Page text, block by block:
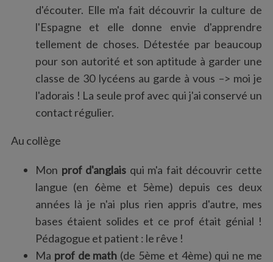
d'écouter. Elle m'a fait découvrir la culture de
l'Espagne et elle donne envie d'apprendre
tellement de choses. Détestée par beaucoup
pour son autorité et son aptitude à garder une
classe de 30 lycéens au garde à vous –> moi je
l'adorais ! La seule prof avec qui j'ai conservé un
contact régulier.
Au collège
Mon prof d'anglais qui m'a fait découvrir cette
langue (en 6ème et 5ème) depuis ces deux
années là je n'ai plus rien appris d'autre, mes
bases étaient solides et ce prof était génial !
Pédagogue et patient : le rêve !
Ma prof de math (de 5ème et 4ème) qui ne me
S
e
r
h
f
r
: